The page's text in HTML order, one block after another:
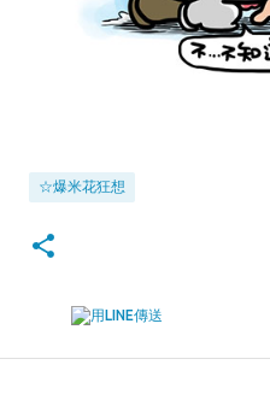
☆爆米花狂想